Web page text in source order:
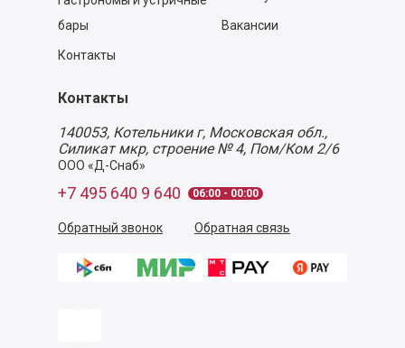
бары
Контакты
Вакансии
Контакты
140053, Котельники г, Московская обл.,
Силикат мкр, строение № 4, Пом/Ком 2/6
ООО «Д-Снаб»
+7 495 640 9 640 06:00 - 00:00
Обратный звонок Обратная связь